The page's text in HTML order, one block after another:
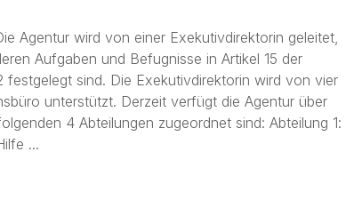
Agentur wird von einer Exekutivdirektorin geleitet,
Aufgaben und Befugnisse in Artikel 15 der
festgelegt sind. Die Exekutivdirektorin wird von vier
unterstützt. Derzeit verfügt die Agentur über
4 Abteilungen zugeordnet sind: Abteilung 1:
...